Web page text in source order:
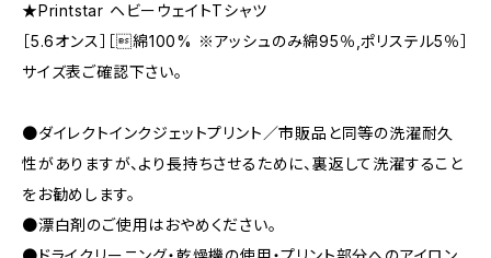
★Printstar ヘビーウェイトTシャツ
［5.6オンス］［綿100% ※アッシュのみ綿95％,ポリステル5％］
サイズ表ご確認下さい。
●ダイレクトインクジェットプリント／市販品と同等の洗濯耐久
性がありますが、より長持ちさせるために、裏返して洗濯すること
をお勧めします。
●漂白剤のご使用はおやめください。